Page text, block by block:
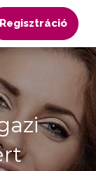
Regisztráció